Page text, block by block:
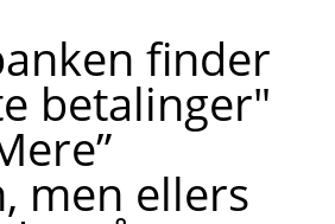
finder
betalinger"
men ellers